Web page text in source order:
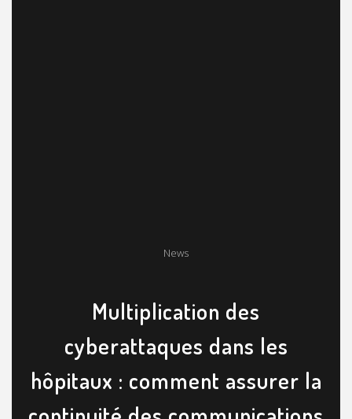
News
Multiplication des
cyberattaques dans les
hôpitaux : comment assurer la